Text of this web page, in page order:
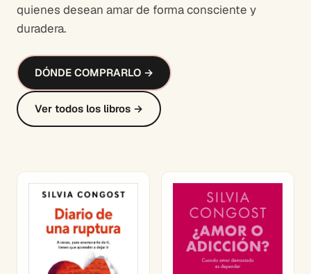
quienes desean amar de forma consciente y
duradera.
DÓNDE COMPRARLO →
Ver todos los libros →